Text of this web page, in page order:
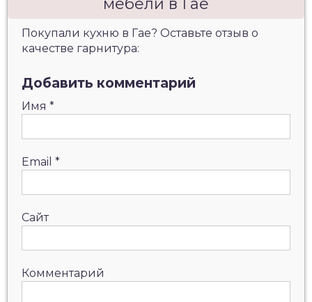
мебели в Гае
Покупали кухню в Гае? Оставьте отзыв о
качестве гарнитура:
Добавить комментарий
Имя *
Email *
Сайт
Комментарий